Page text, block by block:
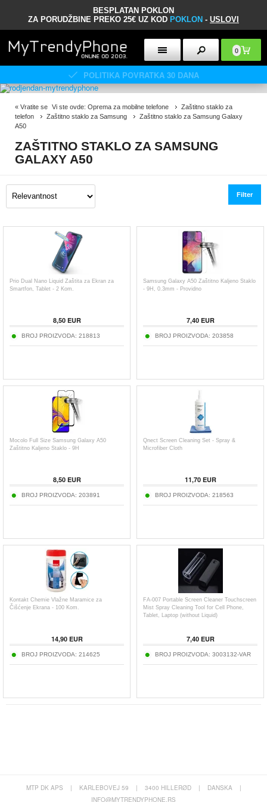
BESPLATAN POKLON
ZA PORUDŽBINE PREKO 25€ UZ KOD POKLON - USLOVI
0
POLITIKA POVRATKA 30 DANA
« Vratite se Vi ste ovde: Oprema za mobilne telefone
Zaštitno staklo za
telefon
Zaštitno staklo za Samsung
Zaštitno staklo za Samsung Galaxy
A50
ZAŠTITNO STAKLO ZA SAMSUNG
GALAXY A50
Filter
Prio Dual Nano Liquid Zaštita za Ekran za
Smartfon, Tablet - 2 Kom.
8,50EUR
BROJ PROIZVODA: 218813
Samsung Galaxy A50 Zaštitno Kaljeno Staklo
- 9H, 0.3mm - Providno
7,40EUR
BROJ PROIZVODA: 203858
Mocolo Full Size Samsung Galaxy A50
Zaštitno Kaljeno Staklo - 9H
8,50EUR
BROJ PROIZVODA: 203891
Qnect Screen Cleaning Set - Spray &
Microfiber Cloth
11,70EUR
BROJ PROIZVODA: 218563
Kontakt Chemie Vlažne Maramice za
Čišćenje Ekrana - 100 Kom.
14,90EUR
BROJ PROIZVODA: 214625
FA-007 Portable Screen Cleaner Touchscreen
Mist Spray Cleaning Tool for Cell Phone,
Tablet, Laptop (without Liquid)
7,40EUR
BROJ PROIZVODA: 3003132-VAR
MTP DK APS | KARLEBOVEJ 59 | 3400 HILLERØD | DANSKA
|
INFO@MYTRENDYPHONE.RS